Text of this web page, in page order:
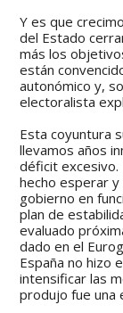
Y es que
del Estado
más los
están
autonómico y,
electoralista
Esta coyuntura
llevamos años
déficit excesivo.
hecho esperar y
gobierno en
plan de
evaluado
dado en el
España no hizo
intensificar las
produjo fue una